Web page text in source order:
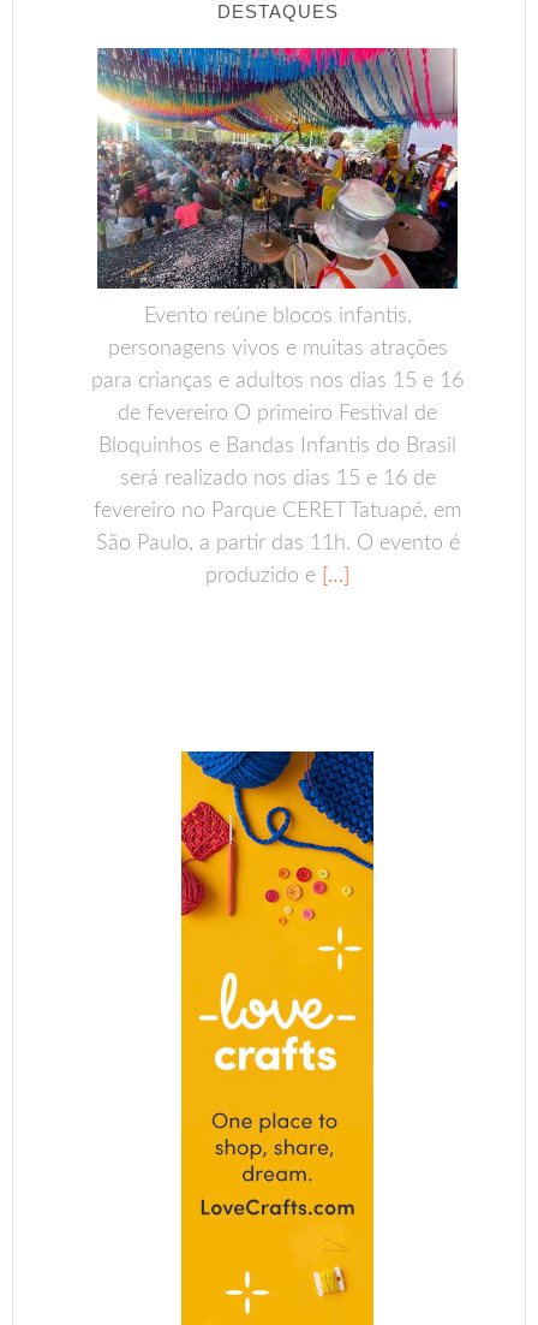
DESTAQUES
Evento reúne blocos infantis,
personagens vivos e muitas atrações
para crianças e adultos nos dias 15 e 16
de fevereiro O primeiro Festival de
Bloquinhos e Bandas Infantis do Brasil
será realizado nos dias 15 e 16 de
fevereiro no Parque CERET Tatuapé, em
São Paulo, a partir das 11h. O evento é
produzido e […]